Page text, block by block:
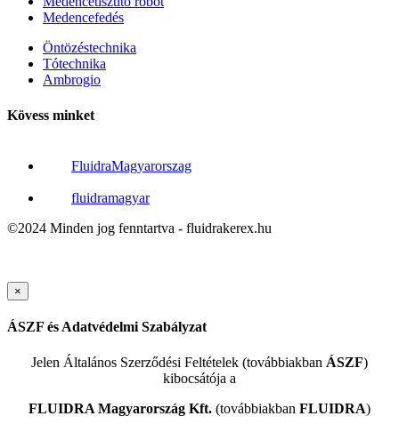
Medencefedés
Öntözéstechnika
Tótechnika
Ambrogio
Kövess minket
FluidraMagyarorszag
fluidramagyar
©2024 Minden jog fenntartva - fluidrakerex.hu
×
ÁSZF és Adatvédelmi Szabályzat
Jelen Általános Szerződési Feltételek (továbbiakban ÁSZF)
kibocsátója a
FLUIDRA Magyarország Kft. (továbbiakban FLUIDRA)